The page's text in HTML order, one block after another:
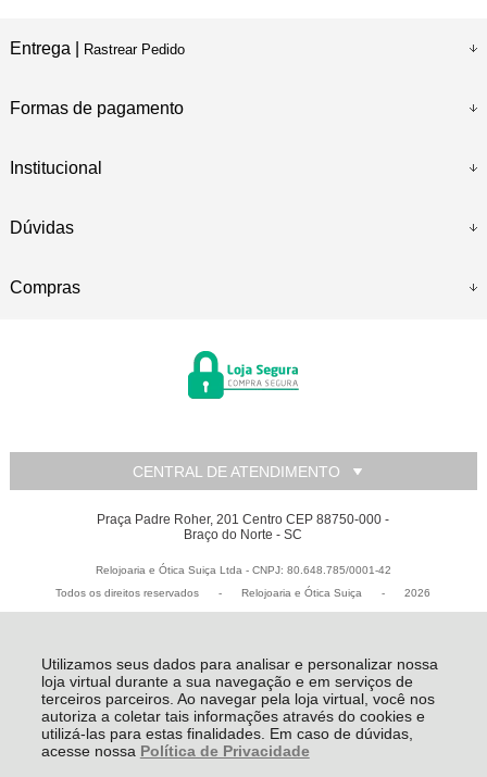
Utilizamos seus dados para analisar e personalizar nossa
loja virtual durante a sua navegação e em serviços de
terceiros parceiros. Ao navegar pela loja virtual, você nos
autoriza a coletar tais informações através do cookies e
utilizá-las para estas finalidades. Em caso de dúvidas,
acesse nossa Política de Privacidade
Entrega | Rastrear Pedido
Formas de pagamento
Institucional
Dúvidas
Compras
CENTRAL DE ATENDIMENTO
Praça Padre Roher, 201 Centro CEP 88750-000 -
Braço do Norte - SC
Relojoaria e Ótica Suiça Ltda - CNPJ: 80.648.785/0001-42
Todos os direitos reservados
- Relojoaria e Ótica Suiça - 2026